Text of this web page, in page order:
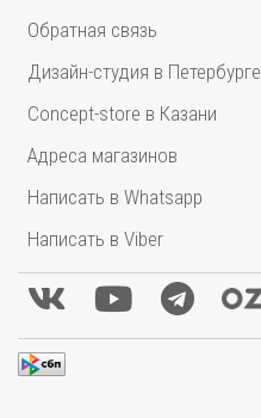
Обратная связь
Дизайн-студия в Петербурге
Concept-store в Казани
Адреса магазинов
Написать в Whatsapp
Написать в Viber